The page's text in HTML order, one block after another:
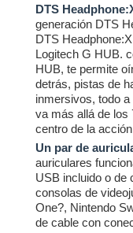
DTS
generación DTS
DTS
Logitech G HUB.
HUB, te permite
detrás, pistas de
inmersivos, todo
va más allá de los
centro de la
Un par de
auriculares
USB incluido o de
consolas de
One?, Nintendo
de cable con